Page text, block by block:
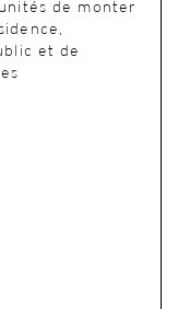
de monter
et de